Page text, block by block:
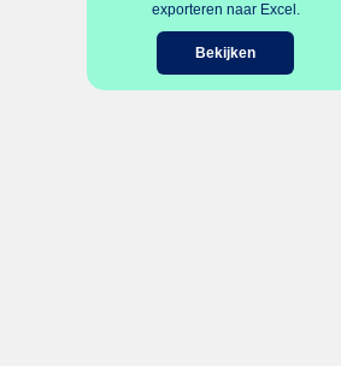
exporteren naar Excel.
Bekijken